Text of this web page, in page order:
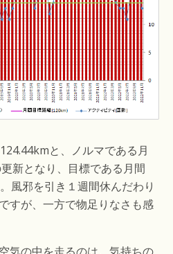
と、ノルマである月
新となり、目標である月間
風邪を引き１週間休んだわり
すが、一方で物足りなさも感